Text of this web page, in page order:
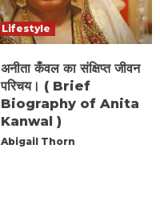
Lifestyle
अनीता कँवल का संक्षिप्त जीवन
परिचय। ( Brief
Biography of Anita
Kanwal )
Abigail Thorn